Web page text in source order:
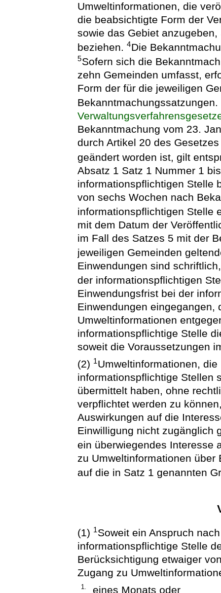
Umweltinformationen, die
die beabsichtigte Form der
sowie das Gebiet
beziehen.4Die
5Sofern sich die
zehn Gemeinden umfasst,
Form der für die jeweiligen
Bekanntmachungssatzungen.
Bekanntmachung vom 23.
durch Artikel 20 des
geändert worden ist, gilt
Absatz 1 Satz 1 Nummer 1
informationspflichtigen Stelle
von sechs Wochen nach
informationspflichtigen Stelle
mit dem Datum der
im Fall des Satzes 5 mit der
jeweiligen Gemeinden
Einwendungen sind
der informationspflichtigen
Einwendungsfrist bei der
Einwendungen eingegangen,
Umweltinformationen
informationspflichtige Stelle
soweit die Voraussetzungen
(2) 1Umweltinformationen,
informationspflichtige Stellen
übermittelt haben, ohne
verpflichtet werden zu
Auswirkungen auf die
Einwilligung nicht zugänglich
ein überwiegendes Interesse
zu Umweltinformationen
auf die in Satz 1 genannten
(1) 1Soweit ein Anspruch
informationspflichtige Stelle
Berücksichtigung etwaiger
Zugang zu
1. eines Monats oder